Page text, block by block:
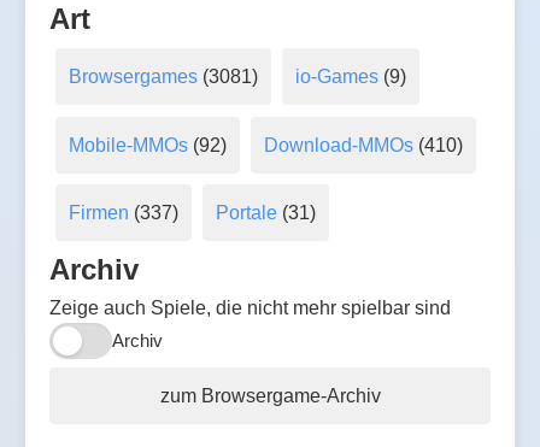
Art
Browsergames(3081) io-Games (9)
Mobile-MMOs(92) Download-MMOs (410)
Firmen (337) Portale (31)
Archiv
Zeige auch Spiele, die nicht mehr spielbar sind
Archiv
zum Browsergame-Archiv